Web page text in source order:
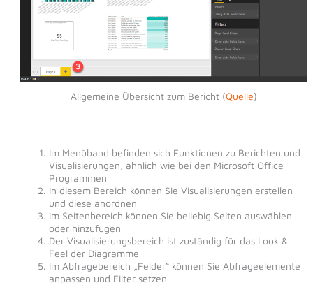
Allgemeine Übersicht zum Bericht (Quelle)
Im Menüband befinden sich Funktionen zu Berichten und
Visualisierungen, ähnlich wie bei den Microsoft Office
Programmen
In diesem Bereich können Sie Visualisierungen erstellen
und diese anordnen
Im Seitenbereich können Sie beliebig Seiten auswählen
oder hinzufügen
Der Visualisierungsbereich ist zuständig für das Look &
Feel der Diagramme
Im Abfragebereich „Felder“ können Sie Abfrageelemente
anpassen und Filter setzen